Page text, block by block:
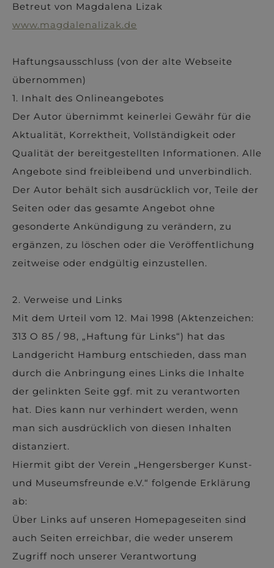
Betreut von Magdalena Lizak
www.magdalenalizak.de
Haftungsausschluss (von der alte Webseite
übernommen)
1. Inhalt des Onlineangebotes
Der Autor übernimmt keinerlei Gewähr für die
Aktualität, Korrektheit, Vollständigkeit oder
Qualität der bereitgestellten Informationen. Alle
Angebote sind freibleibend und unverbindlich.
Der Autor behält sich ausdrücklich vor, Teile der
Seiten oder das gesamte Angebot ohne
gesonderte Ankündigung zu verändern, zu
ergänzen, zu löschen oder die Veröffentlichung
zeitweise oder endgültig einzustellen.
2. Verweise und Links
Mit dem Urteil vom 12. Mai 1998 (Aktenzeichen:
313 O 85 / 98, „Haftung für Links“) hat das
Landgericht Hamburg entschieden, dass man
durch die Anbringung eines Links die Inhalte
der gelinkten Seite ggf. mit zu verantworten
hat. Dies kann nur verhindert werden, wenn
man sich ausdrücklich von diesen Inhalten
distanziert.
Hiermit gibt der Verein „Hengersberger Kunst-
und Museumsfreunde e.V.“ folgende Erklärung
ab:
Über Links auf unseren Homepageseiten sind
auch Seiten erreichbar, die weder unserem
Zugriff noch unserer Verantwortung